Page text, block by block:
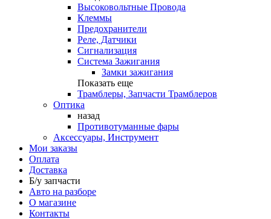
Высоковольтные Провода
Клеммы
Предохранители
Реле, Датчики
Сигнализация
Система Зажигания
Замки зажигания
Показать еще
Трамблеры, Запчасти Трамблеров
Оптика
назад
Противотуманные фары
Аксессуары, Инструмент
Мои заказы
Оплата
Доставка
Б/у запчасти
Авто на разборе
О магазине
Контакты